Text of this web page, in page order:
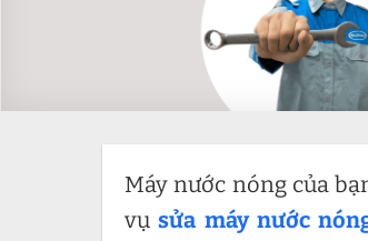
Máy nước nóng của
vụsửa máy nước